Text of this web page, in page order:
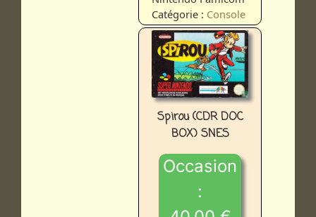
Catégorie : Console
Spirou (CDR DOC
BOX) SNES
Occasion
: